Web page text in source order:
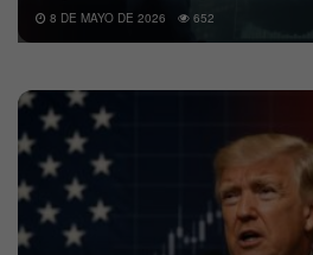
8 DE MAYO DE 2026 652